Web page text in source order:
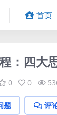
首页
：四大
0 0
题 评